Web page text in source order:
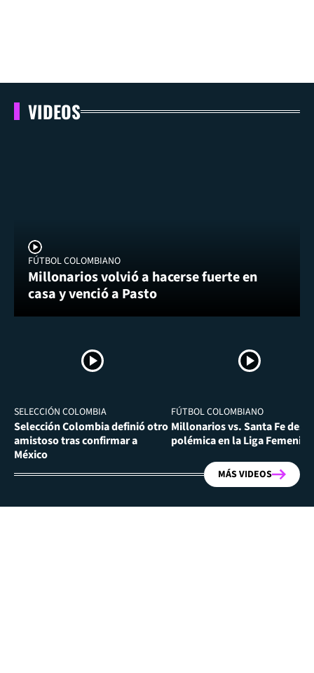
VIDEOS
FÚTBOL COLOMBIANO
Millonarios volvió a hacerse fuerte en
casa y venció a Pasto
SELECCIÓN COLOMBIA
Selección Colombia definió otro
amistoso tras confirmar a
México
FÚTBOL COLOMBIANO
Millonarios vs. Santa Fe
polémica en la Liga Femenina
MÁS VIDEOS